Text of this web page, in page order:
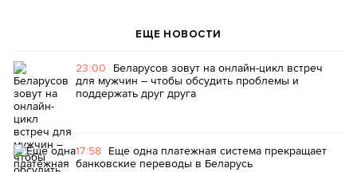
ЕЩЕ НОВОСТИ
23:00 Беларусов зовут на онлайн-цикл встреч
для мужчин – чтобы обсудить проблемы и
поддержать друг друга
17:58 Еще одна платежная система прекращает
банковские переводы в Беларусь